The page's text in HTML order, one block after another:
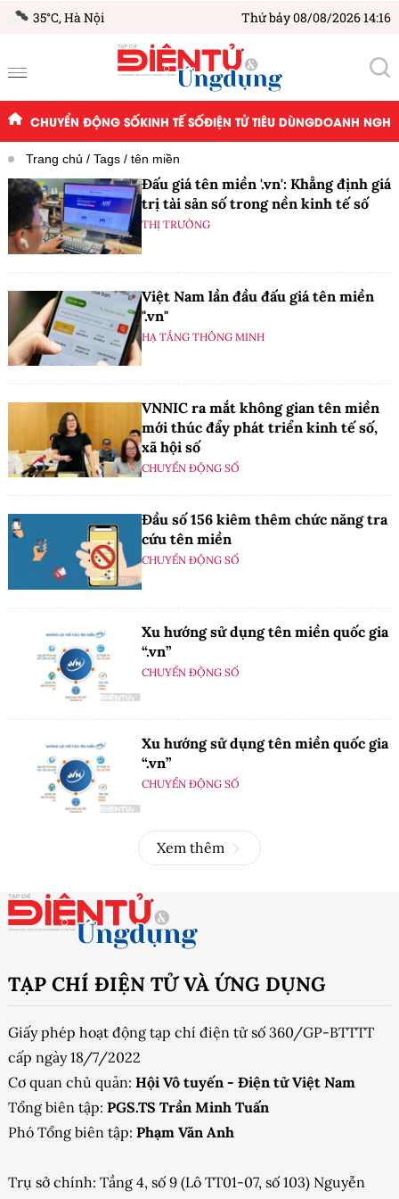
35°C,Hà Nội Thứ bảy 08/08/2026 14:16
CHUYỂN ĐỘNG SỐKINH TẾ SỐĐIỆN TỬ TIÊU DÙNGDOANH
Trang chủ Tags tên miền
Đấu giá tên miền '.vn': Khẳng định giá
trị tài sản số trong nền kinh tế số
THỊ TRƯỜNG
Việt Nam lần đầu đấu giá tên miền
".vn"
HẠ TẦNG THÔNG MINH
VNNIC ra mắt không gian tên miền
mới thúc đẩy phát triển kinh tế số,
xã hội số
CHUYỂN ĐỘNG SỐ
Đầu số 156 kiêm thêm chức năng tra
cứu tên miền
CHUYỂN ĐỘNG SỐ
Xu hướng sử dụng tên miền quốc gia
“.vn”
CHUYỂN ĐỘNG SỐ
Xu hướng sử dụng tên miền quốc gia
“.vn”
CHUYỂN ĐỘNG SỐ
Xem thêm
TẠP CHÍ ĐIỆN TỬ VÀ ỨNG DỤNG
Giấy phép hoạt động tạp chí điện tử số 360/GP-BTTTT
cấp ngày 18/7/2022
Cơ quan chủ quản: Hội Vô tuyến - Điện tử Việt Nam
Tổng biên tập: PGS.TS Trần Minh Tuấn
Phó Tổng biên tập: Phạm Văn Anh
Trụ sở chính: Tầng 4, số 9 (Lô TT01-07, số 103) Nguyễn